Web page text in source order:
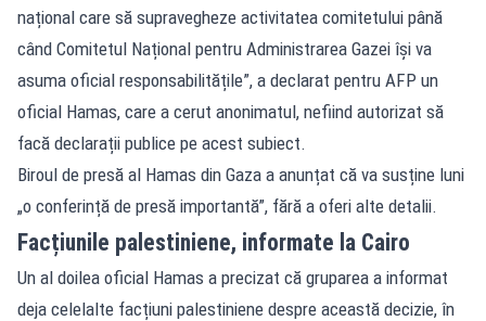
național care să supravegheze activitatea comitetului până
când Comitetul Național pentru Administrarea Gazei își va
asuma oficial responsabilitățile”, a declarat pentru AFP un
oficial Hamas, care a cerut anonimatul, nefiind autorizat să
facă declarații publice pe acest subiect.
Biroul de presă al Hamas din Gaza a anunțat că va susține luni
„o conferință de presă importantă”, fără a oferi alte detalii.
Facțiunile palestiniene, informate la Cairo
Un al doilea oficial Hamas a precizat că gruparea a informat
deja celelalte facțiuni palestiniene despre această decizie, în